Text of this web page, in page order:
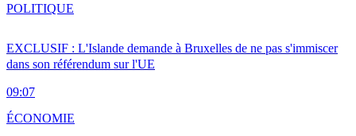
EXCLUSIF : L'Islande demande à Bruxelles de ne pas s'immiscer
dans son référendum sur l'UE
09:07
POLITIQUE
ÉCONOMIE